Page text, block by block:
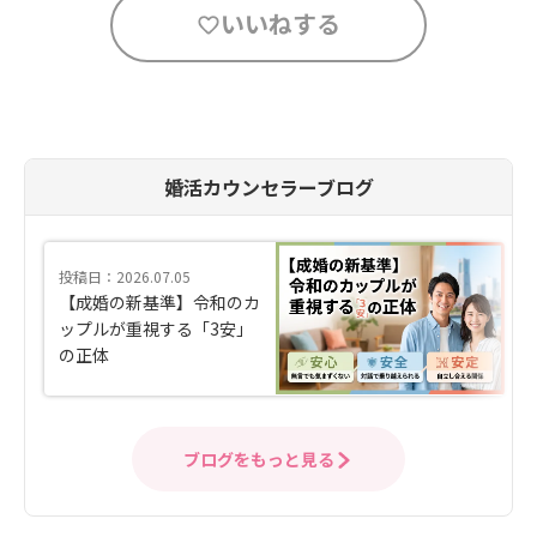
いいねする
婚活カウンセラーブログ
投稿日：2026.07.05
【成婚の新基準】令和のカ
ップルが重視する「3安」
の正体
ブログをもっと見る